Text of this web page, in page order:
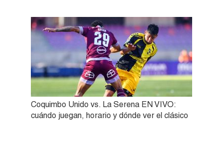
Coquimbo Unido vs. La Serena EN VIVO:
cuándo juegan, horario y dónde ver el clásico